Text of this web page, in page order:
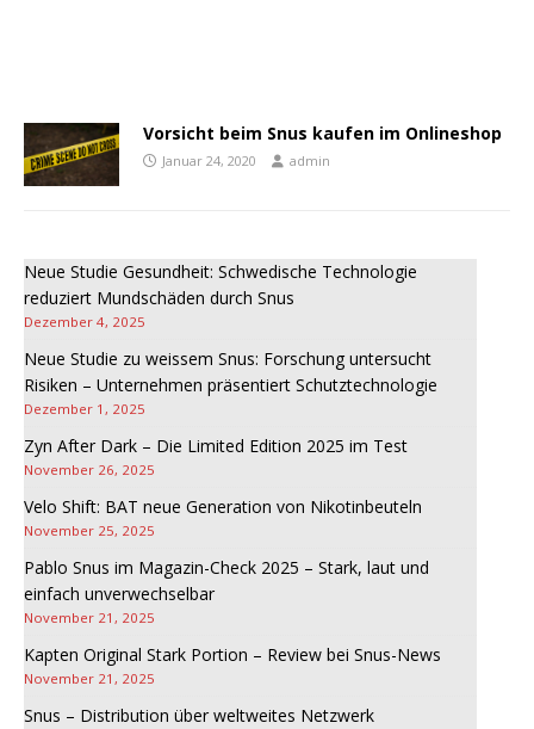
Vorsicht beim Snus kaufen im Onlineshop
Januar 24, 2020 admin
Neue Studie Gesundheit: Schwedische Technologie
reduziert Mundschäden durch Snus
Dezember 4, 2025
Neue Studie zu weissem Snus: Forschung untersucht
Risiken – Unternehmen präsentiert Schutztechnologie
Dezember 1, 2025
Zyn After Dark – Die Limited Edition 2025 im Test
November 26, 2025
Velo Shift: BAT neue Generation von Nikotinbeuteln
November 25, 2025
Pablo Snus im Magazin-Check 2025 – Stark, laut und
einfach unverwechselbar
November 21, 2025
Kapten Original Stark Portion – Review bei Snus-News
November 21, 2025
Snus – Distribution über weltweites Netzwerk